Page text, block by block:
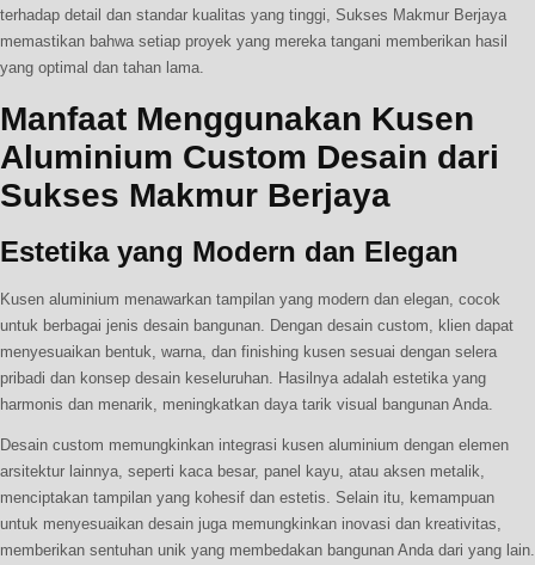
terhadap detail dan standar kualitas yang tinggi, Sukses Makmur Berjaya
memastikan bahwa setiap proyek yang mereka tangani memberikan hasil
yang optimal dan tahan lama.
Manfaat Menggunakan Kusen
Aluminium Custom Desain dari
Sukses Makmur Berjaya
Estetika yang Modern dan Elegan
Kusen aluminium menawarkan tampilan yang modern dan elegan, cocok
untuk berbagai jenis desain bangunan. Dengan desain custom, klien dapat
menyesuaikan bentuk, warna, dan finishing kusen sesuai dengan selera
pribadi dan konsep desain keseluruhan. Hasilnya adalah estetika yang
harmonis dan menarik, meningkatkan daya tarik visual bangunan Anda.
Desain custom memungkinkan integrasi kusen aluminium dengan elemen
arsitektur lainnya, seperti kaca besar, panel kayu, atau aksen metalik,
menciptakan tampilan yang kohesif dan estetis. Selain itu, kemampuan
untuk menyesuaikan desain juga memungkinkan inovasi dan kreativitas,
memberikan sentuhan unik yang membedakan bangunan Anda dari yang lain.